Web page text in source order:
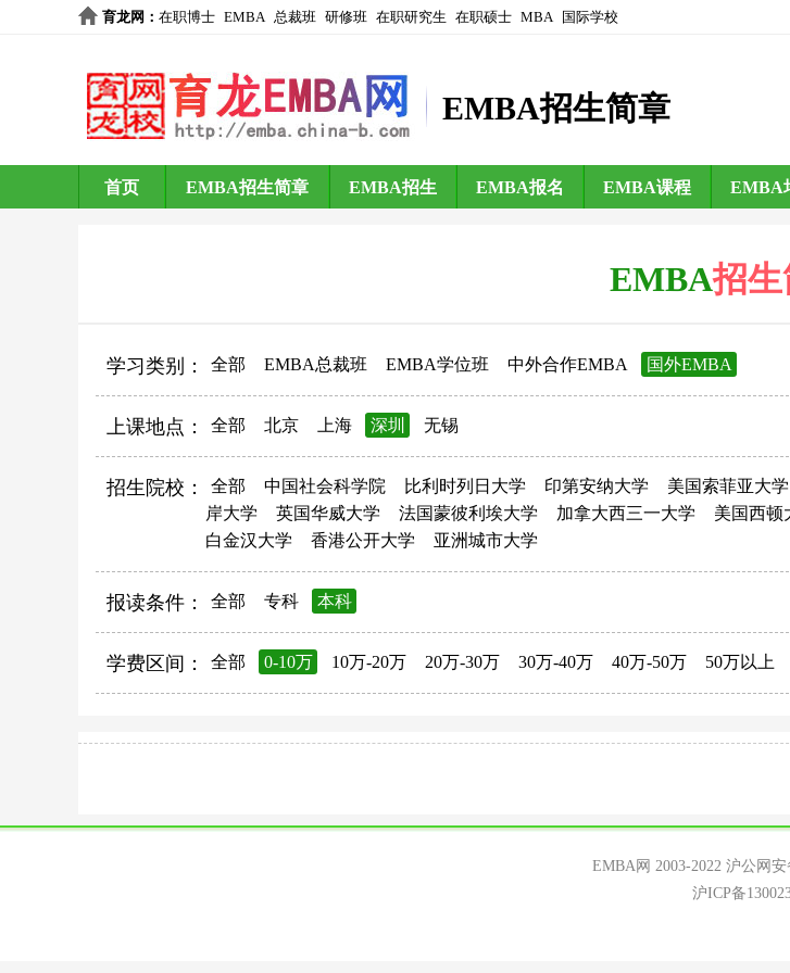
育龙网 ： 在职博士 EMBA 总裁班 研修班 在职研究生 在职硕士 MBA 国际学校
EMBA招生简章
首页 EMBA招生简章 EMBA招生 EMBA报名 EMBA课程 EMBA
EMBA招
学习类别： 全部 EMBA总裁班 EMBA学位班 中外合作EMBA 国外EMBA
上课地点： 全部 北京 上海 深圳 无锡
招生院校： 全部 中国社会科学院 比利时列日大学 印第安纳大学 美国索菲亚大学
岸大学
英国华威大学 法国蒙彼利埃大学 加拿大西三一大学 美国西顿
白金汉大学
香港公开大学 亚洲城市大学
报读条件： 全部 专科 本科
学费区间： 全部 0-10万 10万-20万 20万-30万 30万-40万 40万-50万 50万以上
EMBA网 2003-2022 沪公网安
沪ICP备